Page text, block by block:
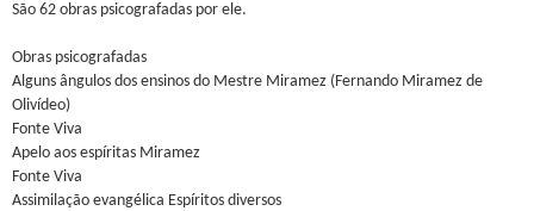
São 62 obras psicografadas por ele.
Obras psicografadas
Alguns ângulos dos ensinos do Mestre Miramez (Fernando Miramez de
Olivídeo)
Fonte Viva
Apelo aos espíritas Miramez
Fonte Viva
Assimilação evangélica Espíritos diversos